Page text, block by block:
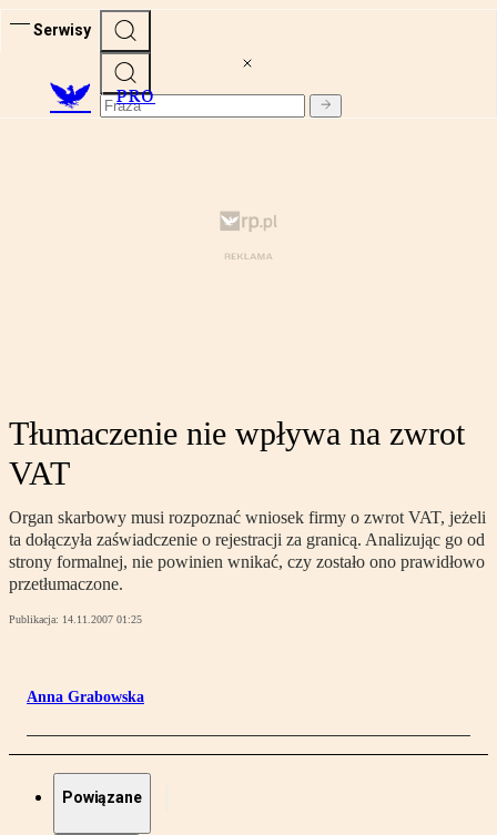
Serwisy
PRO
Tłumaczenie nie wpływa na zwrot
VAT
Organ skarbowy musi rozpoznać wniosek firmy o zwrot VAT, jeżeli
ta dołączyła zaświadczenie o rejestracji za granicą. Analizując go od
strony formalnej, nie powinien wnikać, czy zostało ono prawidłowo
przetłumaczone.
Publikacja: 14.11.2007 01:25
Anna Grabowska
Powiązane